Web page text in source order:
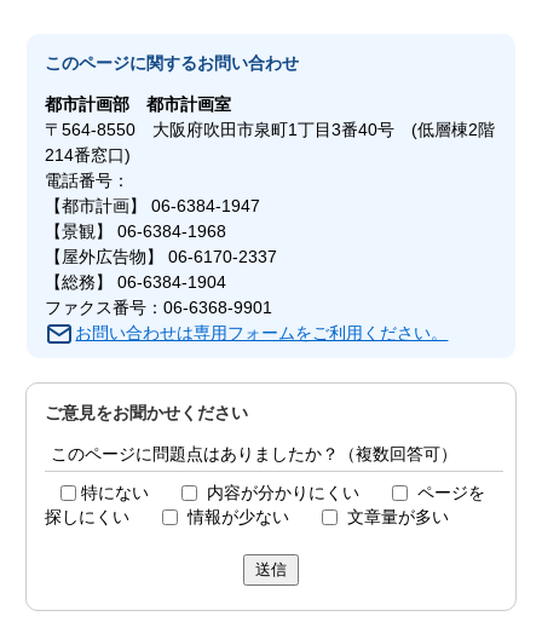
このページに関するお問い合わせ
都市計画部都市計画室
〒564-8550 大阪府吹田市泉町1丁目3番40号 (低層棟2階
214番窓口)
電話番号：
【都市計画】 06-6384-1947
【景観】 06-6384-1968
【屋外広告物】 06-6170-2337
【総務】 06-6384-1904
ファクス番号：06-6368-9901
お問い合わせは専用フォームをご利用ください。
ご意見をお聞かせください
このページに問題点はありましたか？（複数回答可）
特にない 内容が分かりにくい
ページを
探しにくい
情報が少ない 文章量が多い
送信